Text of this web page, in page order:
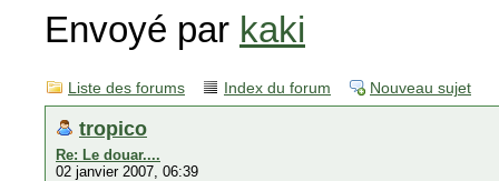
Envoyé par kaki
Liste des forums Index du forum Nouveau sujet
tropico
Re: Le douar....
02 janvier 2007, 06:39